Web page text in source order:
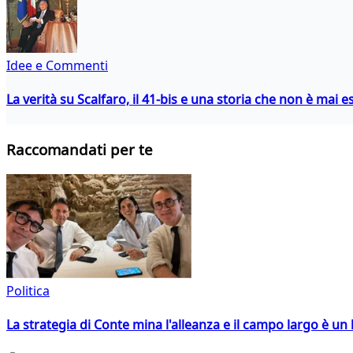
Idee e Commenti
La verità su Scalfaro, il 41-bis e una storia che non è mai
Raccomandati per te
Politica
La strategia di Conte mina l'alleanza e il campo largo è